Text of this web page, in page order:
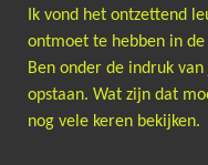
Ik vond het ontzettend
ontmoet te hebben in
Ben onder de indruk
opstaan. Wat zijn dat
nog vele keren bekijken.